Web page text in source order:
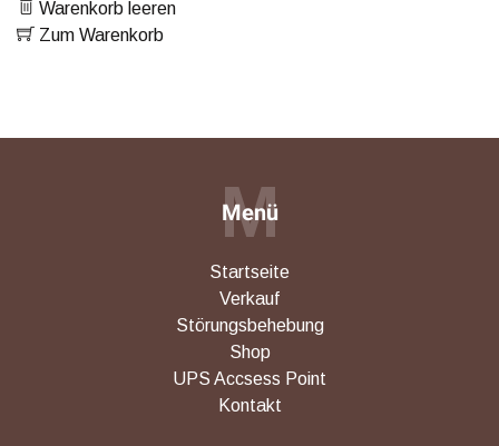
Warenkorb leeren
Zum Warenkorb
Menü
M
Startseite
Verkauf
Störungsbehebung
Shop
UPS Accsess Point
Kontakt